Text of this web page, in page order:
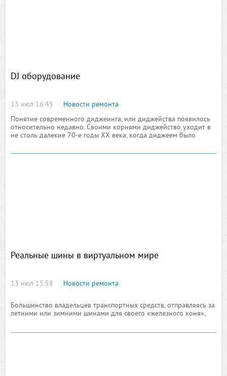
DJ оборудование
13 июл 16:45
Новости ремонта
Понятие современного диджеинга, или диджейства появилось
относительно недавно. Своими корнями диджейство уходит в
не столь далекие 70-е годы ХХ века, когда диджеем было
Реальные шины в виртуальном мире
13 июл 15:58 Новости ремонта
Большинство владельцев транспортных средств, отправляясь за
летними или зимними шинами для своего «железного коня»,